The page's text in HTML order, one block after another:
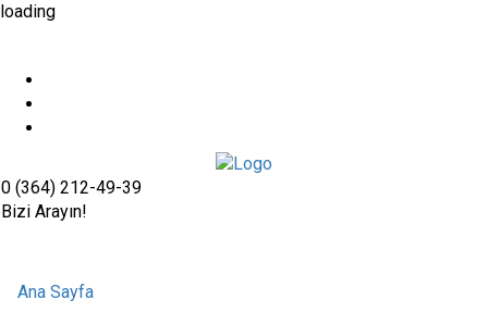
loading
0 (364) 212-49-39
Bizi Arayın!
Ana Sayfa